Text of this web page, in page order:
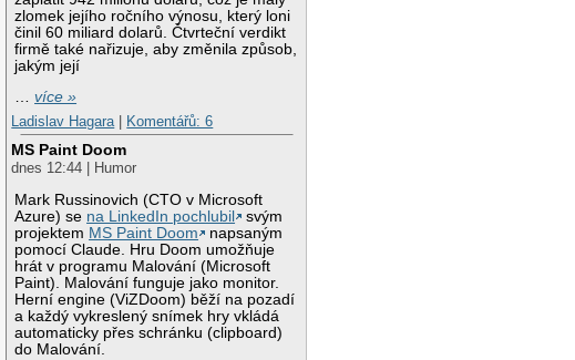
zlomek jejího ročního výnosu, který loni
činil 60 miliard dolarů. Čtvrteční verdikt
firmě také nařizuje, aby změnila způsob,
jakým její
…více »
Ladislav Hagara
Komentářů: 6
MS Paint Doom
dnes 12:44 | Humor
Mark Russinovich (CTO v Microsoft
Azure) se na LinkedIn pochlubil
svým
projektem MS Paint Doom
napsaným
pomocí Claude. Hru Doom umožňuje
hrát v programu Malování (Microsoft
Paint). Malování funguje jako monitor.
Herní engine (ViZDoom) běží na pozadí
a každý vykreslený snímek hry vkládá
automaticky přes schránku (clipboard)
do Malování.